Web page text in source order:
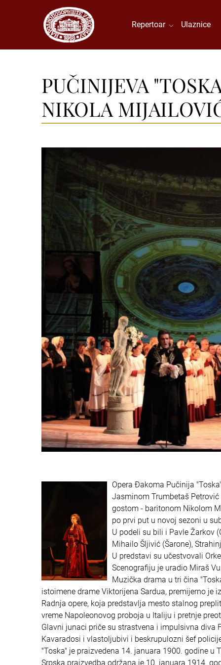
Repertoar Ulaznice
PUČINIJEVA
NIKOLA
Opera Đakoma Pučinija
Jasminom Trumbetaš
gostom - baritonom Nikolom
po prvi put u novoj sezoni u
U podeli su bili i Pavle Žarkov
Mihailo Šljivić (Šarone),
U predstavi su učestvovali
Scenografiju je uradio Miraš
Muzička drama u tri čina
istoimene drame Viktorijena Sardua, premijerno je
Radnja opere, koja predstavlja mesto stalnog
vreme Napoleonovog proboja u Italiju i pretnje
Glavni junaci priče su strastvena i impulsivna
Kavaradosi i vlastoljubivi i beskrupulozni šef
"Toska" je praizvedena 14. januara 1900. godine u
Srpska praizvedba održana je 10. januara 1914.